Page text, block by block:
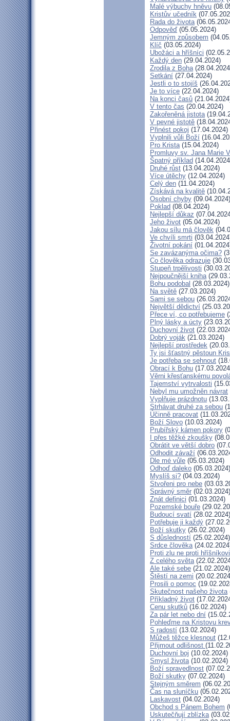
Malé výbuchy hněvu
Kristův učedník
Rada do života
Odpověď (05.05.2024)
Jemným způsobem
Klíč (03.05.2024)
Ubožáci a hříšníci
Každý den (29.04.2024)
Zrodila z Boha
Setkání (27.04.2024)
Jestli o to stojíš
Je to více (22.04.2024)
Na konci časů
V tento čas (20.04.2024)
Zakořeněná jistota
V pevné jistotě
Přinést pokoj (17.04.2024)
Vyplnili vůli Boží
Pro Krista(15.04.2024)
Promluvy sv. Jana Marie
Špatný příklad
Druhé růst (13.04.2024)
Více útěchy (12.04.2024)
Celý den (11.04.2024)
Získává na kvalitě
Osobní chyby (09.04.2024)
Poklad (08.04.2024)
Nejlepší důkaz
Jeho život (05.04.2024)
Jakou sílu má člověk
Ve chvíli smrti
Životní pokání
Se zavázanýma očima?
Co člověka odrazuje
Stupeň trpělivosti
Nejpoučnější kniha
Bohu podobal (28.03.2024)
Na světě (27.03.2024)
Sami se sebou
Největší dědictví
Přece ví, co potřebujeme
Plný lásky a úcty
Duchovní život
Dobrý voják (21.03.2024)
Nejlepší prostředek
Ty jsi šťastný pěstoun
Je potřeba se sehnout
Obrací k Bohu
Věrni křesťanskému
Tajemství vytrvalosti
Nebyl mu umožněn návrat
Vyplňuje prázdnotu
Strhávat druhé za sebou
Účinně pracovat
Boží Slovo (10.03.2024)
Prubířský kámen pokory
I přes těžké zkoušky
Obrátit ve větší dobro
Odhodit závaží
Dle mé vůle (05.03.2024)
Odhoď daleko (05.03.2024)
Myslíš si? (04.03.2024)
Stvořeni pro nebe
Správný směr (02.03.2024)
Znát definici (01.03.2024)
Pozemské bouře
Budoucí svatí (28.02.2024)
Potřebuje ji každý
Boží skutky (26.02.2024)
S důsledností (25.02.2024)
Srdce člověka
Proti zlu ne proti hříšníkovi
Z celého světa
Ale také sebe (21.02.2024)
Štěstí na zemi
Prosili o pomoc
Skutečnost našeho života
Příkladný život
Cenu skutků (16.02.2024)
Za pár let nebo dní
Pohleďme na Kristovu
S radostí (13.02.2024)
Můžeš těžce klesnout
Přijmout odlišnost
Duchovní boj (10.02.2024)
Smysl života(10.02.2024)
Boží spravedlnost
Boží skutky (07.02.2024)
Stejným směrem
Čas na sluníčku
Laskavost (04.02.2024)
Obchod s Pánem Bohem
Uskutečňují zblízka